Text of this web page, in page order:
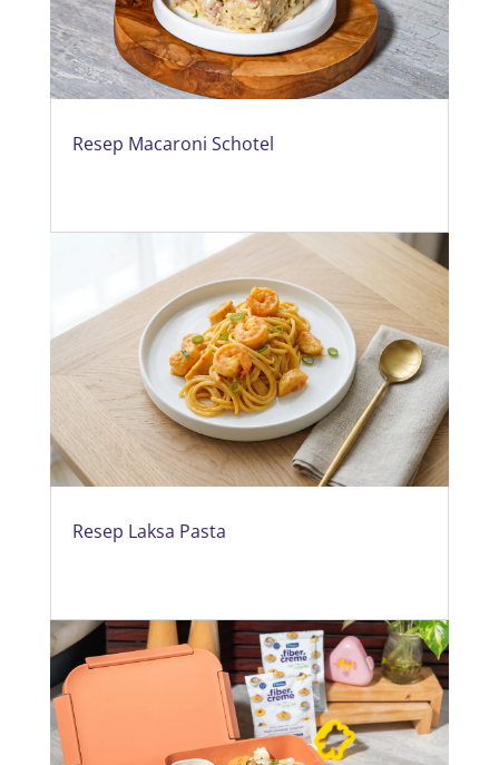
Resep Macaroni Schotel
Resep Laksa Pasta